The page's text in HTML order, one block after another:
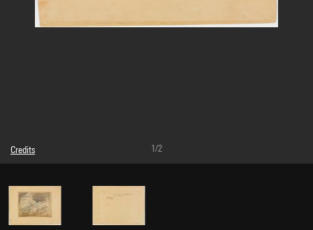
Credits
Domaine public
Image reference : 4Y06902
Image presentation :
1/2